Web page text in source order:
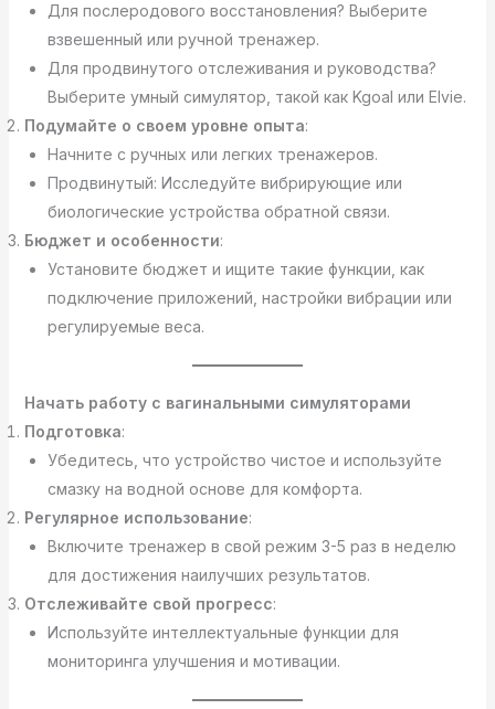
Для послеродового восстановления? Выберите
взвешенный или ручной тренажер.
Для продвинутого отслеживания и руководства?
Выберите умный симулятор, такой как Kgoal или Elvie.
Подумайте о своем уровне опыта:
Начните с ручных или легких тренажеров.
Продвинутый: Исследуйте вибрирующие или
биологические устройства обратной связи.
Бюджет и особенности:
Установите бюджет и ищите такие функции, как
подключение приложений, настройки вибрации или
регулируемые веса.
Начать работу с вагинальными симуляторами
Подготовка:
Убедитесь, что устройство чистое и используйте
смазку на водной основе для комфорта.
Регулярное использование:
Включите тренажер в свой режим 3-5 раз в неделю
для достижения наилучших результатов.
Отслеживайте свой прогресс:
Используйте интеллектуальные функции для
мониторинга улучшения и мотивации.